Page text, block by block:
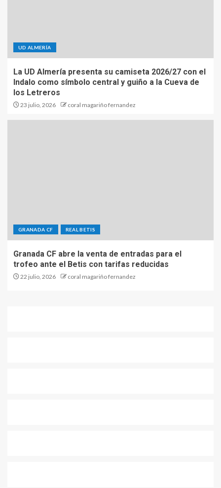
UD ALMERÍA
La UD Almería presenta su camiseta 2026/27 con el
Indalo como símbolo central y guiño a la Cueva de
los Letreros
23 julio, 2026 coral magariño fernandez
GRANADA CF REAL BETIS
Granada CF abre la venta de entradas para el
trofeo ante el Betis con tarifas reducidas
22 julio, 2026 coral magariño fernandez